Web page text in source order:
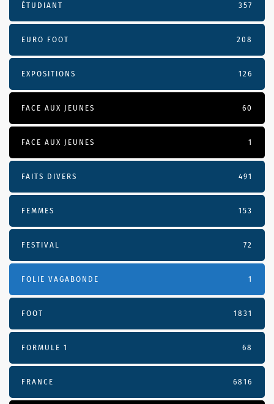
ÉTUDIANT 357
EURO FOOT 208
EXPOSITIONS 126
FACE AUX JEUNES 60
FACE AUX JEUNES 1
FAITS DIVERS 491
FEMMES 153
FESTIVAL 72
FOLIE VAGABONDE 1
FOOT 1831
FORMULE 1 68
FRANCE 6816